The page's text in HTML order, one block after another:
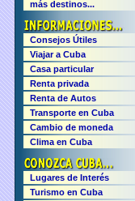
más destinos...
Consejos Útiles
Viajar a Cuba
Casa particular
Renta privada
Renta de Autos
Transporte en Cuba
Cambio de moneda
Clima en Cuba
Lugares de Interés
Turismo en Cuba